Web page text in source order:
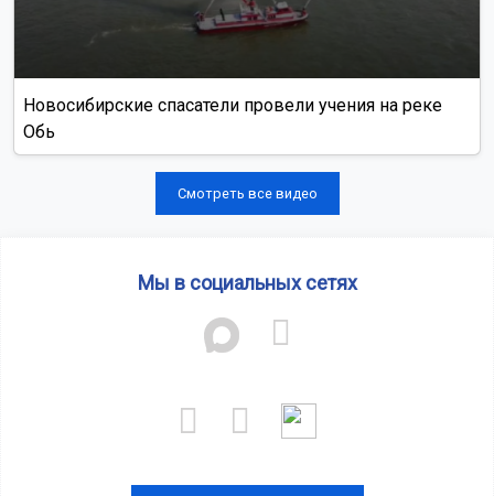
Новосибирские спасатели провели учения на реке
Обь
Смотреть все видео
Мы в социальных сетях